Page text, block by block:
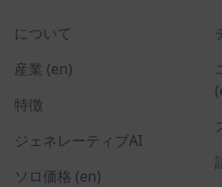
について
産業 (en)
特徴
ジェネレーティブAI
ソロ価格 (en)